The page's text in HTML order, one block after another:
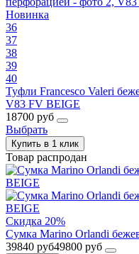
Новинка
36
37
38
39
40
Туфли Francesco Valeri
V83 FV BEIGE
18700 руб
Выбрать
Купить в 1 клик
Товар распродан
Скидка 20%
Сумка Marino Orlandi
39840 руб49800 руб